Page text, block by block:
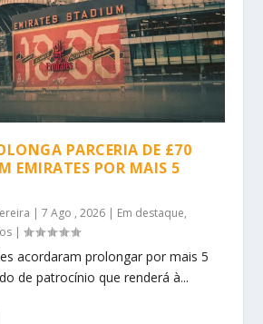
PARCERIA DE £70
EMIRATES POR MAIS 5
|7 Ago , 2026 | Em destaque,
|
acordaram prolongar por mais 5
de patrocínio que renderá à...